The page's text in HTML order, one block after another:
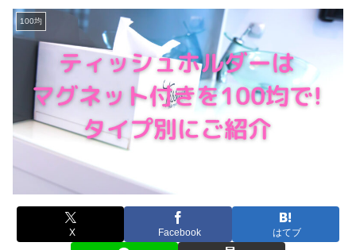
100均
X Facebook はてブ